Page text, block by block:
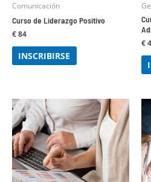
Comunicación
Curso de Liderazgo Positivo
€84
INSCRIBIRSE
€